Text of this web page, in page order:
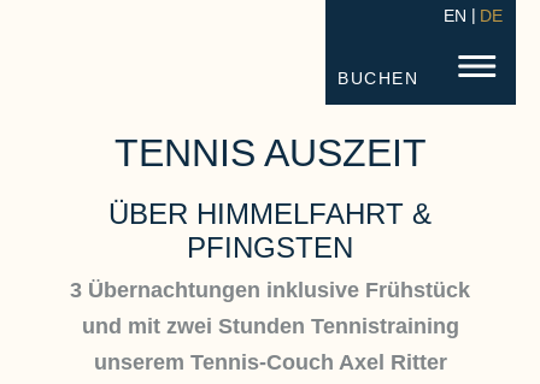
STRANDHOTEL FISCHLAND
BUCHEN
EN DE
TENNIS AUSZEIT
ÜBER HIMMELFAHRT &
PFINGSTEN
3 Übernachtungen inklusive Frühstück
und mit zwei Stunden Tennistraining
unserem Tennis-Couch Axel Ritter